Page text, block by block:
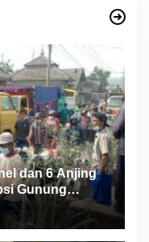
dan 6 Anjing
Gunung